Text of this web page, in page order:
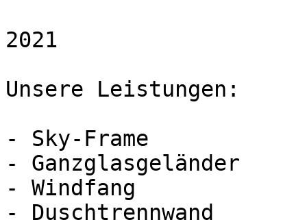
2021
Unsere Leistungen:
- Sky-Frame
- Ganzglasgeländer
- Windfang
- Duschtrennwand